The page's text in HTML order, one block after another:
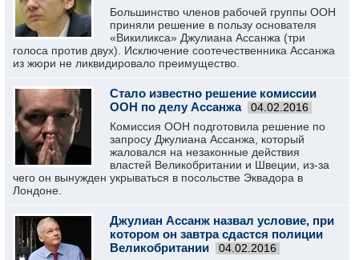
Большинство членов рабочей группы ООН
приняли решение в пользу основателя
«Викиликса» Джулиана Ассанжа (три
голоса против двух). Исключение соотечественника Ассанжа
из жюри не ликвидировало преимущество.
Стало известно решение комиссии
ООН по делу Ассанжа
04.02.2016
Комиссия ООН подготовила решение по
запросу Джулиана Ассанжа, который
жаловался на незаконные действия
властей Великобритании и Швеции, из-за
чего он вынужден укрываться в посольстве Эквадора в
Лондоне.
Джулиан Ассанж назвал условие, при
котором он завтра сдастся полиции
Великобритании
04.02.2016